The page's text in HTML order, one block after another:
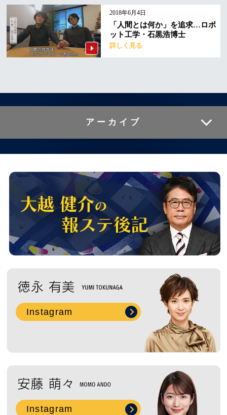
2018年6月4日
「人間とは何か」を追求…ロボ
ット工学・石黒浩博士
詳しく見る
アーカイブ
2020年2月 ( 2 )
2020年1月 ( 1 )
2019年12月 ( 5 )
2019年10月 ( 4 )
2019年9月 ( 6 )
Instagram
Instagram